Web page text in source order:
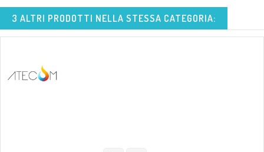
3 ALTRI PRODOTTI NELLA STESSA CATEGORIA: